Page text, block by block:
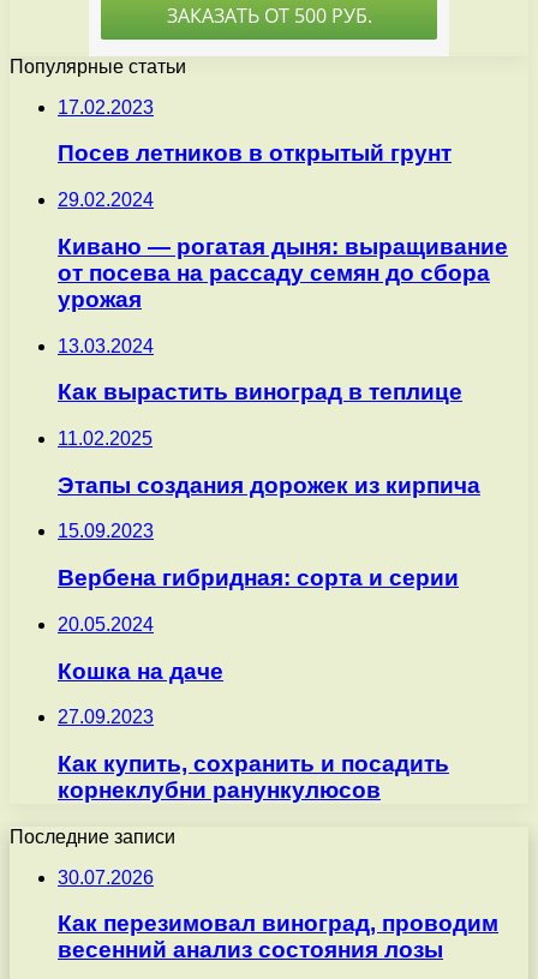
Популярные статьи
17.02.2023
Посев летников в открытый грунт
29.02.2024
Кивано — рогатая дыня: выращивание
от посева на рассаду семян до сбора
урожая
13.03.2024
Как вырастить виноград в теплице
11.02.2025
Этапы создания дорожек из кирпича
15.09.2023
Вербена гибридная: сорта и серии
20.05.2024
Кошка на даче
27.09.2023
Как купить, сохранить и посадить
корнеклубни ранункулюсов
Последние записи
30.07.2026
Как перезимовал виноград, проводим
весенний анализ состояния лозы